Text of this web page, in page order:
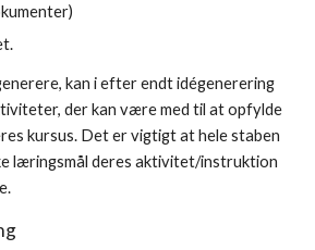
kan i efter endt idégenerering
der kan være med til at opfylde
kursus. Det er vigtigt at hele staben
læringsmål deres aktivitet/instruktion